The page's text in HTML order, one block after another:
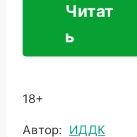
Читат
ь
18+
Метки
Автор: ИДДК